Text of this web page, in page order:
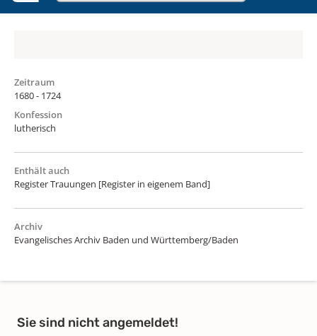
Zeitraum
1680 - 1724
Konfession
lutherisch
Enthält auch
Register Trauungen [Register in eigenem Band]
Archiv
Evangelisches Archiv Baden und Württemberg/Baden
Sie sind nicht angemeldet!